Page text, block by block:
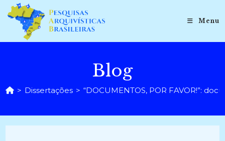
para
conteúdo
Menu
Blog
> Dissertações > “DOCUMENTOS, POR FAVOR!”: